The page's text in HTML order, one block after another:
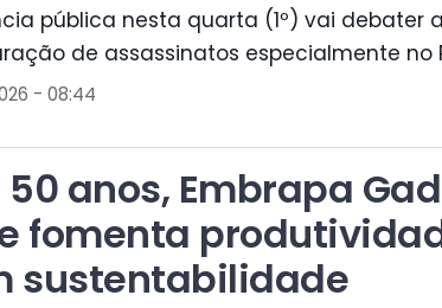
pública nesta quarta (1º) vai debater
de assassinatos especialmente no
- 08:44
50 anos, Embrapa
fomenta
sustentabilidade